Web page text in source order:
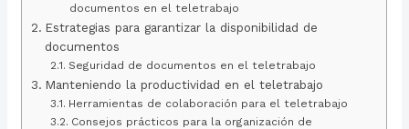
documentos en el teletrabajo
Estrategias para garantizar la disponibilidad de
documentos
Seguridad de documentos en el teletrabajo
Manteniendo la productividad en el teletrabajo
Herramientas de colaboración para el teletrabajo
Consejos prácticos para la organización de